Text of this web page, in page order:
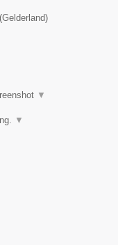
(Gelderland)
▼
▼